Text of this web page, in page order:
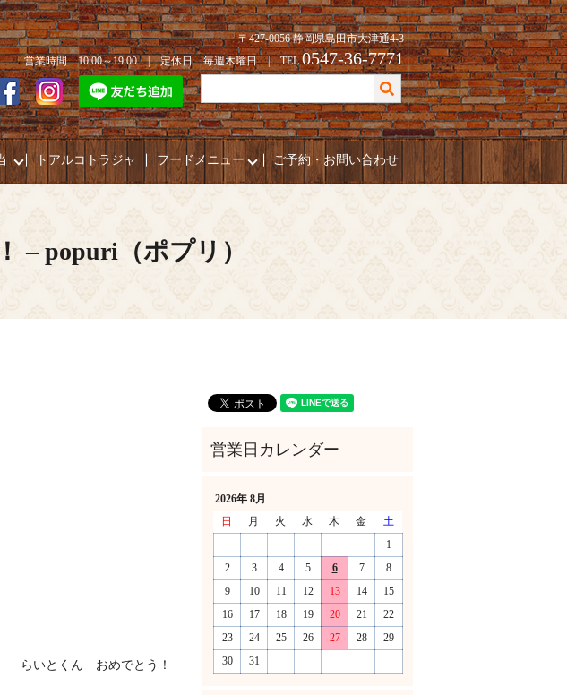
〒427-0056 静岡県島田市大津通4-3
営業時間 10:00～19:00 | 定休日 毎週木曜日 | TEL0547-36-7771
トアルコトラジャ フードメニュー ご予約・お問い合わせ
– popuri（ポプリ）
らいとくん おめでとう！
2026年 8月
日
月 火 水 木 金
土
1
2
3 4 5 6 7
8
9
10 11 12 13 14
15
16
17 18 19 20 21
22
23
24 25 26 27 28
29
30
31